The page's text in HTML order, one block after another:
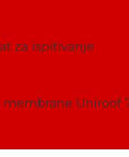
za ispitivanje
membrane Uniroof